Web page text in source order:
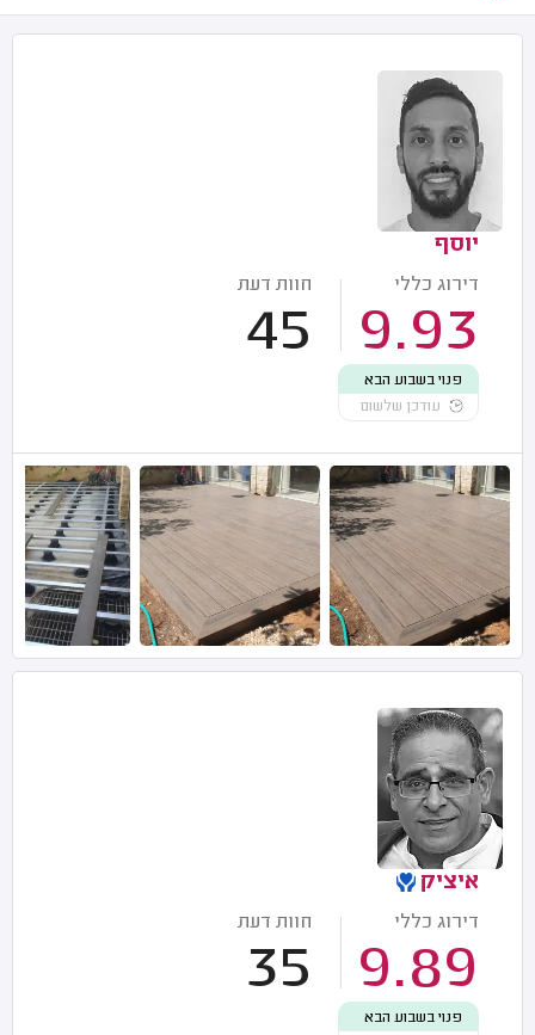
יוסף
דירוג כללי
9.93
חוות דעת
45
פנוי בשבוע הבא
עודכן שלשום
איציק
דירוג כללי
9.89
חוות דעת
35
פנוי בשבוע הבא